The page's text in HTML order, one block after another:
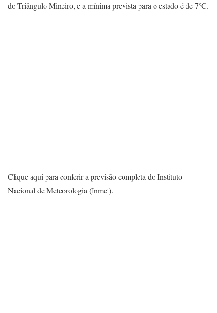
do Triângulo Mineiro, e a mínima prevista para o estado é de 7°C.
Clique aqui para conferir a previsão completa do Instituto
Nacional de Meteorologia (Inmet).